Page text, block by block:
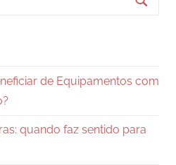
de Equipamentos com
quando faz sentido para